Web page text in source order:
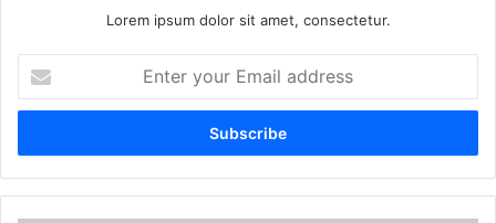
Lorem ipsum dolor sit amet, consectetur.
your
Email